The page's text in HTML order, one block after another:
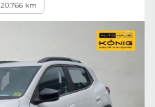
20.766 km